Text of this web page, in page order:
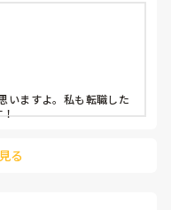
いますよ。私も転職した
！
る